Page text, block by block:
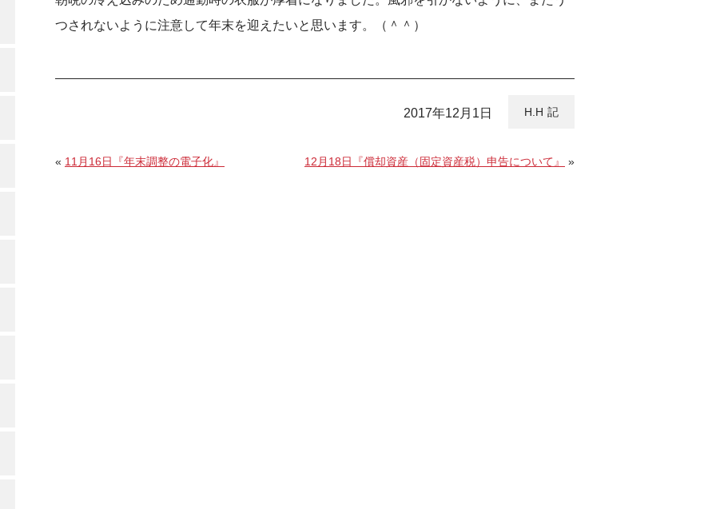
つされないように注意して年末を迎えたいと思います。（＾＾）
H.H
2017年12月1日
« 11月16日『年末調整の電子化』 12月18日『償却資産（固定資産税）申告について』 »